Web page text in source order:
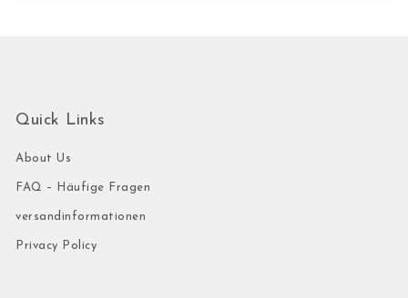
Quick Links
About Us
FAQ – Häufige Fragen
versandinformationen
Privacy Policy